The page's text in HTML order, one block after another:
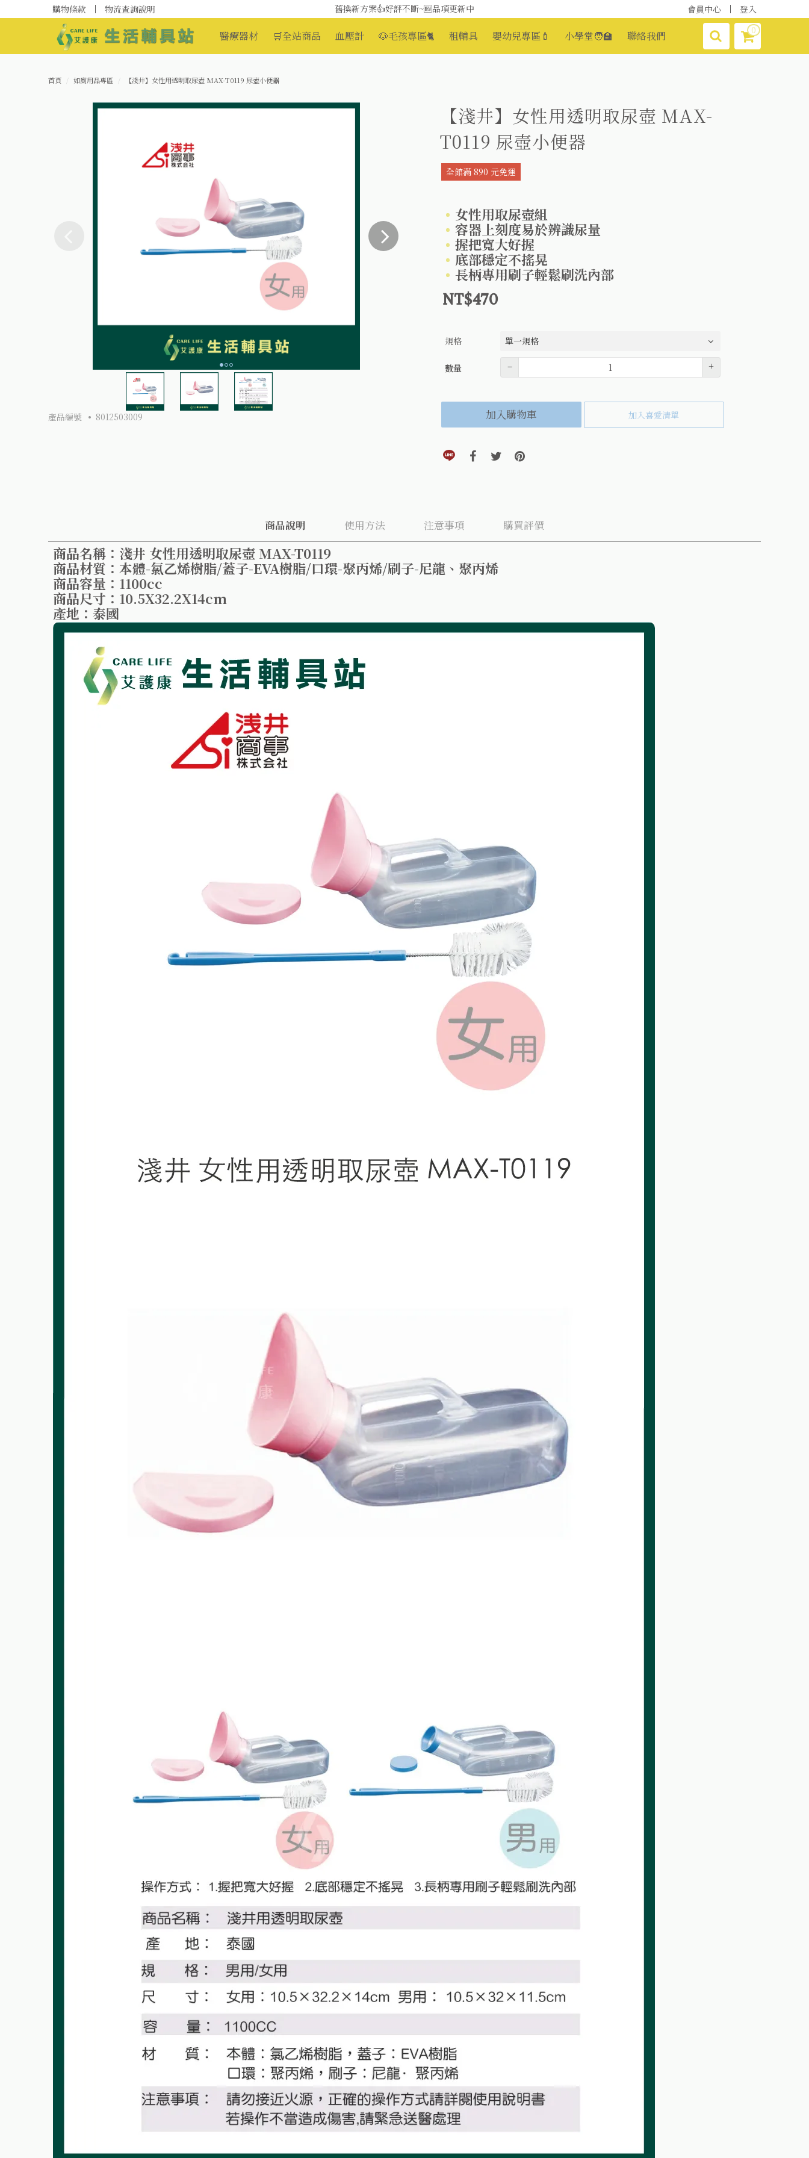
購物條款 物流查詢說明
媽媽社團推薦❗歐姆龍NE-U100噴霧器❗躺著噴也👌
😆備餐原來可以這麼輕鬆🎌KEWPIE介護食🍱營養均衡
會員中心 登入
醫療器材 🛒全站商品 血壓計 🐶毛孩專區🐈 租輔具 嬰幼兒專區🍼 小學堂🧑‍🏫 聯絡我們 0
首頁 如廁用品專區 【淺井】女性用透明取尿壺 MAX-T0119 尿壺小便器
產品編號 8012503009
【淺井】女性用透明取尿壺 MAX-
T0119 尿壺小便器
全館滿 890 元免運
女性用取尿壺組
容器上刻度易於辨識尿量
握把寬大好握
底部穩定不搖晃
長柄專用刷子輕鬆刷洗內部
NT$470
規格
數量 – +
加入購物車 加入喜愛清單
分享到line(另開視窗)
分享到facebook(另開視窗)
分享到twitter(另開視窗)
分享到pinterest(另開視窗)
商品說明 使用方法 注意事項 購買評價
商品名稱：淺井 女性用透明取尿壺 MAX-T0119
商品材質：本體-氯乙烯樹脂/蓋子-EVA樹脂/口環-聚丙烯/刷子-尼龍、聚丙烯
商品容量：1100cc
商品尺寸：10.5X32.2X14cm
產地：泰國